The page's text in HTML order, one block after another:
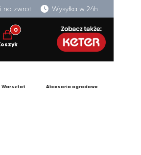
na zwrot Wysyłka w 24h
Produkty w koszyku: 0. Zobacz
Warsztat Akcesoria ogrodowe